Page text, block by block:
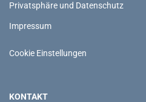
Privatsphäre und Datenschutz
Impressum
Cookie Einstellungen
KONTAKT